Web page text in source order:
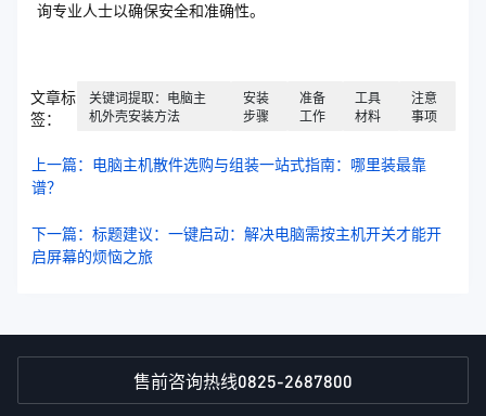
询专业人士以确保安全和准确性。
文章标
签：
关键词提取：电脑主
机外壳安装方法
安装
步骤
准备
工作
工具
材料
注意
事项
上一篇：电脑主机散件选购与组装一站式指南：哪里装最靠
谱？
下一篇：标题建议：一键启动：解决电脑需按主机开关才能开
启屏幕的烦恼之旅
售前咨询热线0825-2687800